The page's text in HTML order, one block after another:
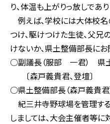
り、体温も上がりっ放しであり
例えば、学校には大体校名
つけ、駆けつけた生徒、父
けないか、県土整備部長にお
○副議長（服部 一君） 県
〔森戸義貴君、登壇〕
○県土整備部長（森戸義貴
紀三井寺野球場を管理す
しましては、大会主催者等